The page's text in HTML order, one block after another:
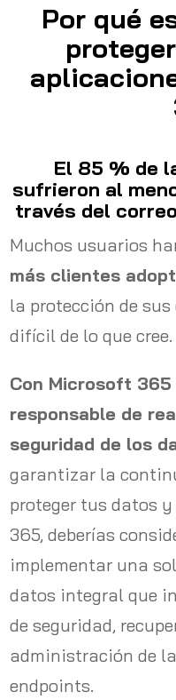
Por qué
El 85 % de
sufrieron al
través del
Muchos usuarios
más clientes
la protección de
difícil de lo que cree.
Con Microsoft
responsable de
seguridad de los
garantizar la
proteger tus datos
365, deberías
implementar una
datos integral que
de seguridad,
administración de
endpoints.